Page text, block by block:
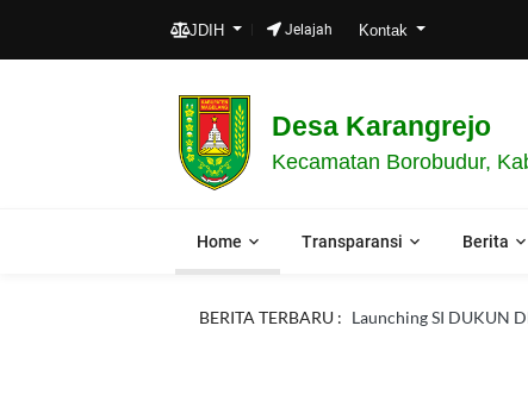
JDIH Jelajah Kontak
Desa Karangrejo
Kecamatan Borobudur,
Home Transparansi Berita
BERITA TERBARU : Launching SI DUKUN